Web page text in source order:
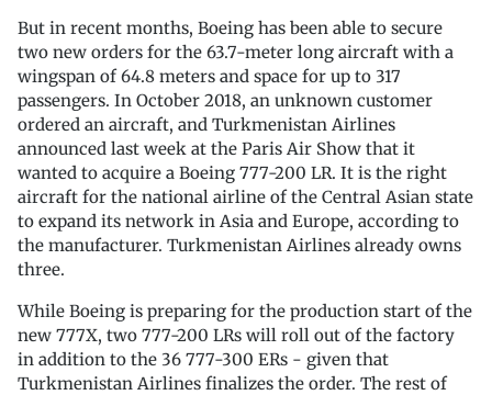
But in recent months, Boeing has been able to secure
two new orders for the 63.7-meter long aircraft with a
wingspan of 64.8 meters and space for up to 317
passengers. In October 2018, an unknown customer
ordered an aircraft, and Turkmenistan Airlines
announced last week at the Paris Air Show that it
wanted to acquire a Boeing 777-200 LR. It is the right
aircraft for the national airline of the Central Asian state
to expand its network in Asia and Europe, according to
the manufacturer. Turkmenistan Airlines already owns
three.
While Boeing is preparing for the production start of the
new 777X, two 777-200 LRs will roll out of the factory
in addition to the 36 777-300 ERs - given that
Turkmenistan Airlines finalizes the order. The rest of